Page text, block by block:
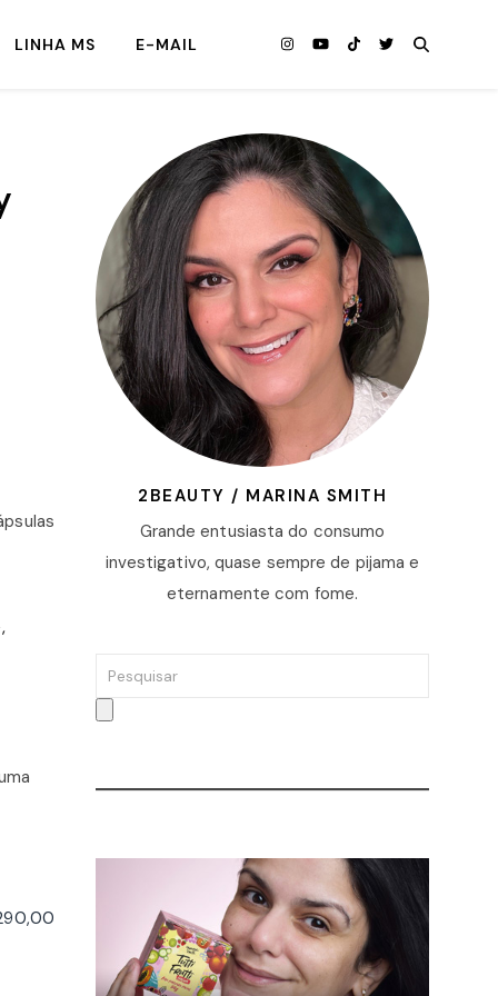
LINHA MS E-MAIL
2BEAUTY / MARINA SMITH
Grande entusiasta do consumo
investigativo, quase sempre de pijama e
eternamente com fome.